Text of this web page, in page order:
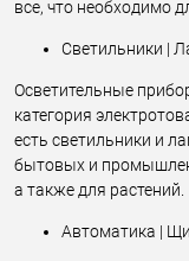
все, что необходимо
Светильники |
Осветительные
категория
есть светильники и
бытовых и
а также для растений.
Автоматика |